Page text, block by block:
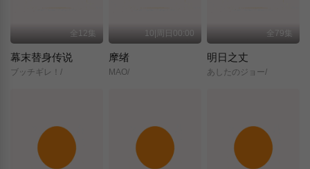
全12集
幕末替身传说
ブッチギレ！/
10|周日00:00
摩绪
MAO/
全79集
明日之丈
あしたのジョー/